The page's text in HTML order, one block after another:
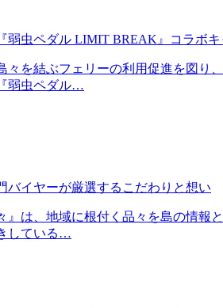
弱虫ペダル LIMIT BREAK』コラボ
々を結ぶフェリーの利用促進を図
弱虫ペダル…
バイヤーが厳選するこだわりと想い
』は、地域に根付く品々を島の情報
している…